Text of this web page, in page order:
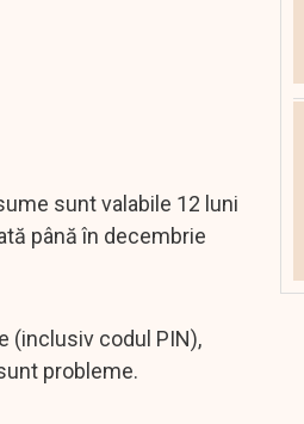
sunt valabile 12 luni
până în decembrie
(inclusiv codul PIN),
probleme.